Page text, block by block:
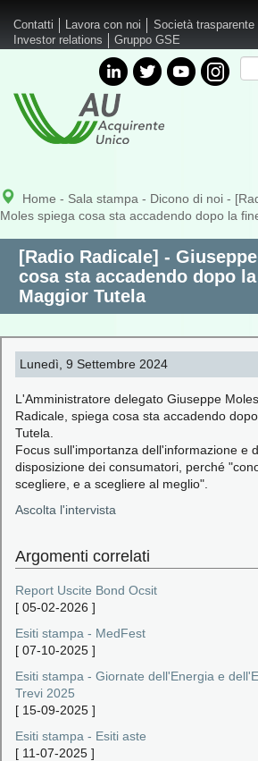
Contatti Lavora con noi Società trasparente
Investor relations
Gruppo GSE
Home - Sala stampa - Dicono di noi -
Moles spiega cosa sta accadendo dopo la
[Radio Radicale] -
cosa sta accadendo dopo
Maggior Tutela
Lunedì, 9 Settembre 2024
L'Amministratore delegato Giuseppe
Radicale, spiega cosa sta accadendo
Tutela.
Focus sull'importanza dell'informazione e
disposizione dei consumatori, perché
scegliere, e a scegliere al meglio".
Ascolta l'intervista
Argomenti correlati
Report Uscite Bond Ocsit
[ 05-02-2026 ]
Esiti stampa - MedFest
[ 07-10-2025 ]
Esiti stampa - Giornate dell'Energia e
Trevi 2025
[ 15-09-2025 ]
Esiti stampa - Esiti aste
[ 11-07-2025 ]